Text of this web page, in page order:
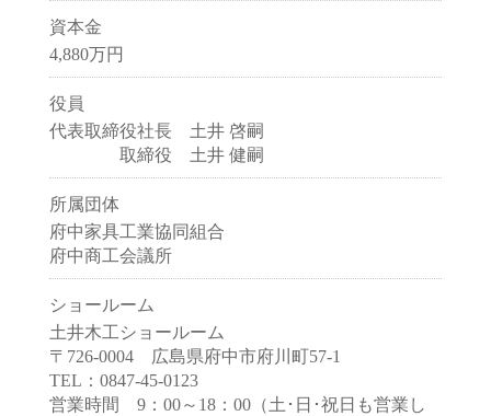
資本金
4,880万円
役員
代表取締役社長 土井 啓嗣
取締役 土井 健嗣
所属団体
府中家具工業協同組合
府中商工会議所
ショールーム
土井木工ショールーム
〒726-0004 広島県府中市府川町57-1
TEL：0847-45-0123
営業時間 9：00～18：00（土･日･祝日も営業し